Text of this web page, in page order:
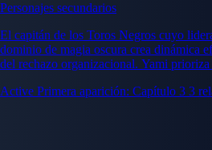
Personajes secundarios
El capitán de los Toros Negros cuyo
dominio de magia oscura crea dinámica
del rechazo organizacional. Yami prioriza
Active Primera aparición: Capítulo 3 3